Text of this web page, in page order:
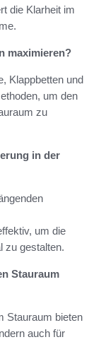
die Klarheit im
maximieren?
Klappbetten und
um den
zu
in der
um die
zu gestalten.
Stauraum
Stauraum bieten
auch für